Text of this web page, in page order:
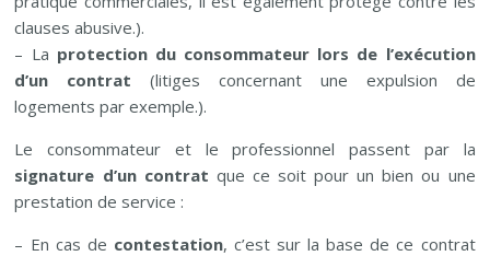
clauses abusive.).
– La protection du consommateur lors de l’exécution
d’un contrat (litiges concernant une expulsion de
logements par exemple.).
Le consommateur et le professionnel passent par la
signature d’un contrat que ce soit pour un bien ou une
prestation de service :
– En cas de contestation, c’est sur la base de ce contrat